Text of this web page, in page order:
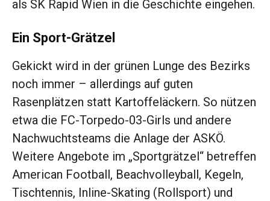
als SK Rapid Wien in die Geschichte eingehen.
Ein Sport-Grätzel
Gekickt wird in der grünen Lunge des Bezirks
noch immer – allerdings auf guten
Rasenplätzen statt Kartoffeläckern. So nützen
etwa die FC-Torpedo-03-Girls und andere
Nachwuchtsteams die Anlage der ASKÖ.
Weitere Angebote im „Sportgrätzel“ betreffen
American Football, Beachvolleyball, Kegeln,
Tischtennis, Inline-Skating (Rollsport) und